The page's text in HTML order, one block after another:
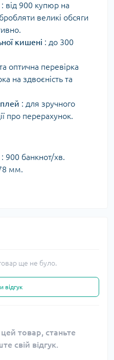
: від 900 купюр на
великі обсяги
кишені : до 300
оптична перевірка
на здвоєність та
: для зручного
про перерахунок.
: 900 банкнот/хв.
мм.
ще не було.
відгук
товар, станьте
свій відгук.